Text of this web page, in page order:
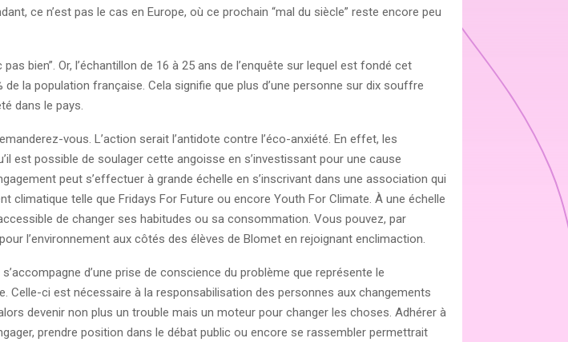
ce n’est pas le cas en Europe, où ce prochain “mal du siècle” reste encore peu
bien”. Or, l’échantillon de 16 à 25 ans de l’enquête sur lequel est fondé cet
de la population française. Cela signifie que plus d’une personne sur dix souffre
dans le pays.
vous. L’action serait l’antidote contre l’éco-anxiété. En effet, les
est possible de soulager cette angoisse en s’investissant pour une cause
peut s’effectuer à grande échelle en s’inscrivant dans une association qui
climatique telle que Fridays For Future ou encore Youth For Climate. À une échelle
de changer ses habitudes ou sa consommation. Vous pouvez, par
l’environnement aux côtés des élèves de Blomet en rejoignant enclimaction.
d’une prise de conscience du problème que représente le
Celle-ci est nécessaire à la responsabilisation des personnes aux changements
devenir non plus un trouble mais un moteur pour changer les choses. Adhérer à
prendre position dans le débat public ou encore se rassembler permettrait